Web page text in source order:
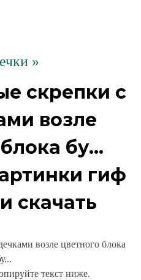
»
скрепки с
возле
бу...
гиф
скачать
возле цветного блока
текст ниже.